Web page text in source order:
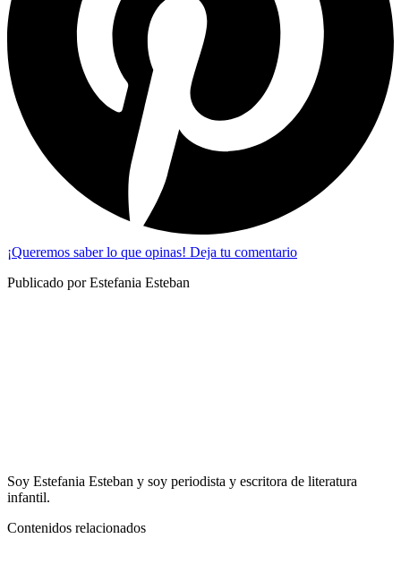
¡Queremos saber lo que opinas! Deja tu comentario
Publicado por Estefania Esteban
Soy Estefania Esteban y soy periodista y escritora de literatura
infantil.
Contenidos relacionados